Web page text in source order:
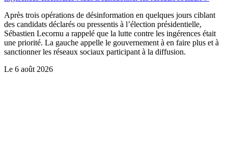
Après trois opérations de désinformation en quelques jours ciblant
des candidats déclarés ou pressentis à l’élection présidentielle,
Sébastien Lecornu a rappelé que la lutte contre les ingérences était
une priorité. La gauche appelle le gouvernement à en faire plus et à
sanctionner les réseaux sociaux participant à la diffusion.
Le 6 août 2026